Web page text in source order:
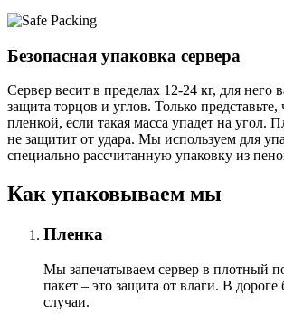
Безопасная упаковка сервера
Сервер весит в пределах 12-24 кг, для него
защита торцов и углов. Только представьте,
пленкой, если такая масса упадет на угол.
не защитит от удара. Мы используем для
специально расcчитанную упаковку из
Как упаковываем мы
Пленка
Мы запечатываем сервер в плотный
пакет – это защита от влаги. В
случаи.